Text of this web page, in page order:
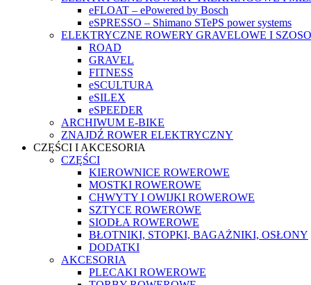
eFLOAT – ePowered by Bosch
eSPRESSO – Shimano STePS power systems
ELEKTRYCZNE ROWERY GRAVELOWE I
ROAD
GRAVEL
FITNESS
eSCULTURA
eSILEX
eSPEEDER
ARCHIWUM E-BIKE
ZNAJDŹ ROWER ELEKTRYCZNY
CZĘŚCI I AKCESORIA
CZĘŚCI
KIEROWNICE ROWEROWE
MOSTKI ROWEROWE
CHWYTY I OWIJKI ROWEROWE
SZTYCE ROWEROWE
SIODŁA ROWEROWE
BŁOTNIKI, STOPKI, BAGAŻNIKI, OSŁONY
DODATKI
AKCESORIA
PLECAKI ROWEROWE